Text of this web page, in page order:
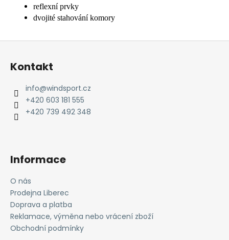
reflexní prvky
dvojité stahování komory
Z
Kontakt
info@windsport.cz
+420 603 181 555
+420 739 492 348
Informace
O nás
Prodejna Liberec
Doprava a platba
Reklamace, výměna nebo vrácení zboží
Obchodní podmínky